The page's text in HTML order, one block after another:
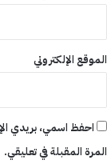
الموقع الإلكتروني
احفظ اسمي، بريدي
المرة المقبلة في تعليقي.